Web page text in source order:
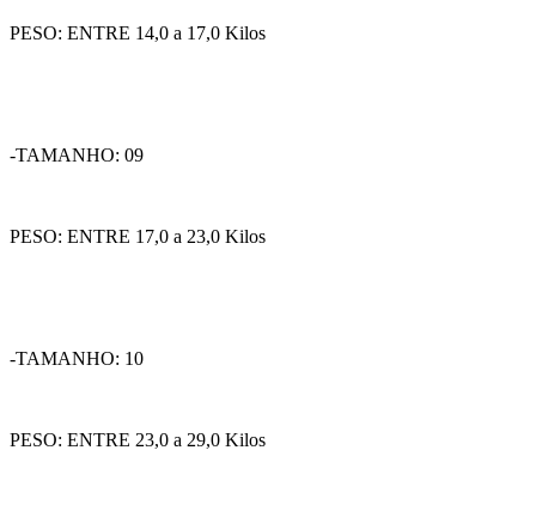
PESO: ENTRE 14,0 a 17,0 Kilos
-TAMANHO: 09
PESO: ENTRE 17,0 a 23,0 Kilos
-TAMANHO: 10
PESO: ENTRE 23,0 a 29,0 Kilos